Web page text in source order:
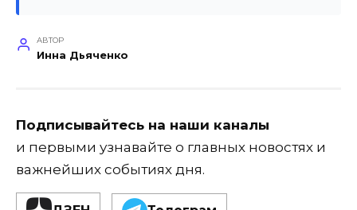
АВТОР
Инна Дьяченко
Подписывайтесь на наши каналы
и первыми узнавайте о главных новостях и
важнейших событиях дня.